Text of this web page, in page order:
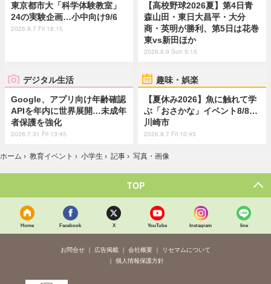
東京都市大「科学体験教室」
24の実験企画…小中向け9/6
2026.8.7 Fri 18:15
【高校野球2026夏】第4日青
森山田・東日大昌平・大分
商・英明が勝利、第5日は花巻
東vs新田ほか
2026.8.9 Sun 9:15
デジタル生活
Google、アプリ向け年齢確認
APIを年内に世界展開…未成年
者保護を強化
2026.7.31 Fri 13:45
趣味・娯楽
【夏休み2026】魚に触れて学
ぶ「おさかな」イベント8/8…
川崎市
2026.8.7 Fri 10:45
ホーム › 教育イベント › 小学生 › 記事 › 写真・画像
TOP
Home Facebook X YouTube Instagram line
お問合せ 広告掲載 会社概要
リセマムについて
個人情報保護方針